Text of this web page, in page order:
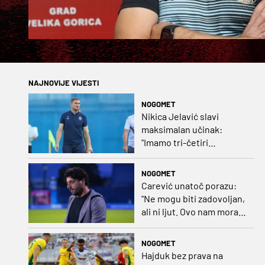
NAJNOVIJE VIJESTI
NOGOMET
Nikica Jelavić slavi
maksimalan učinak:
"Imamo tri-četiri
NOGOMET
Carević unatoč porazu:
"Ne mogu biti zadovoljan,
ali ni ljut. Ovo nam mora
NOGOMET
Hajduk bez prava na